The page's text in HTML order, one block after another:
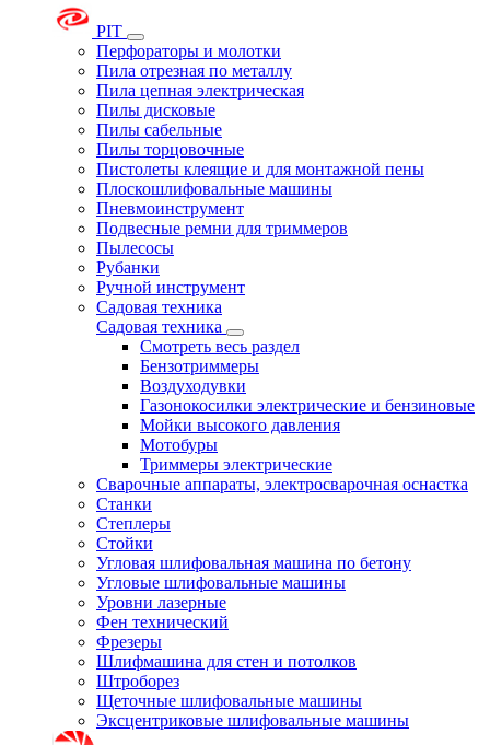
PIT
Перфораторы и молотки
Пила отрезная по металлу
Пила цепная электрическая
Пилы дисковые
Пилы сабельные
Пилы торцовочные
Пистолеты клеящие и для монтажной пены
Плоскошлифовальные машины
Пневмоинструмент
Подвесные ремни для триммеров
Пылесосы
Рубанки
Ручной инструмент
Садовая техника
Садовая техника
Смотреть весь раздел
Бензотриммеры
Воздуходувки
Газонокосилки электрические и бензиновые
Мойки высокого давления
Мотобуры
Триммеры электрические
Сварочные аппараты, электросварочная оснастка
Станки
Степлеры
Стойки
Угловая шлифовальная машина по бетону
Угловые шлифовальные машины
Уровни лазерные
Фен технический
Фрезеры
Шлифмашина для стен и потолков
Штроборез
Щеточные шлифовальные машины
Эксцентриковые шлифовальные машины